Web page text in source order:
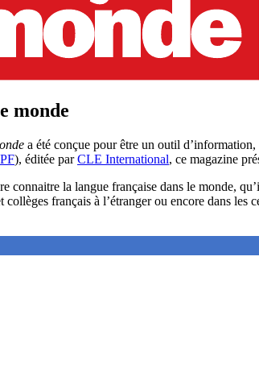
monde
a été conçue pour être un outil
), éditée parCLE International, ce magazine
connaitre la langue française dans le monde,
collèges français à l’étranger ou encore dans les